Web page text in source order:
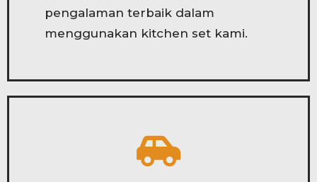
pengalaman terbaik dalam
menggunakan kitchen set kami.